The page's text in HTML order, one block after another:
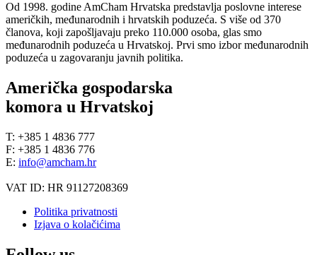
Od 1998. godine AmCham Hrvatska predstavlja poslovne interese
američkih, međunarodnih i hrvatskih poduzeća. S više od 370
članova, koji zapošljavaju preko 110.000 osoba, glas smo
međunarodnih poduzeća u Hrvatskoj. Prvi smo izbor međunarodnih
poduzeća u zagovaranju javnih politika.
Američka gospodarska
komora u Hrvatskoj
T: +385 1 4836 777
F: +385 1 4836 776
E: info@amcham.hr
VAT ID: HR 91127208369
Politika privatnosti
Izjava o kolačićima